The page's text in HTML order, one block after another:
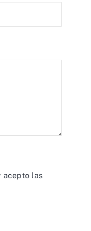
acepto las